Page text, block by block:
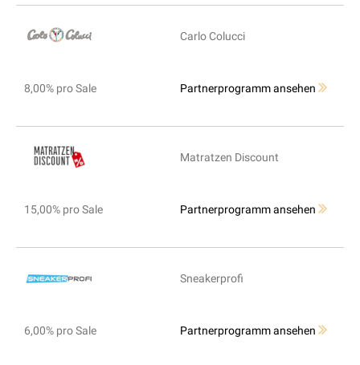
Carlo Colucci
8,00% pro Sale Partnerprogramm ansehen
Matratzen Discount
15,00% pro Sale Partnerprogramm ansehen
Sneakerprofi
6,00% pro Sale Partnerprogramm ansehen